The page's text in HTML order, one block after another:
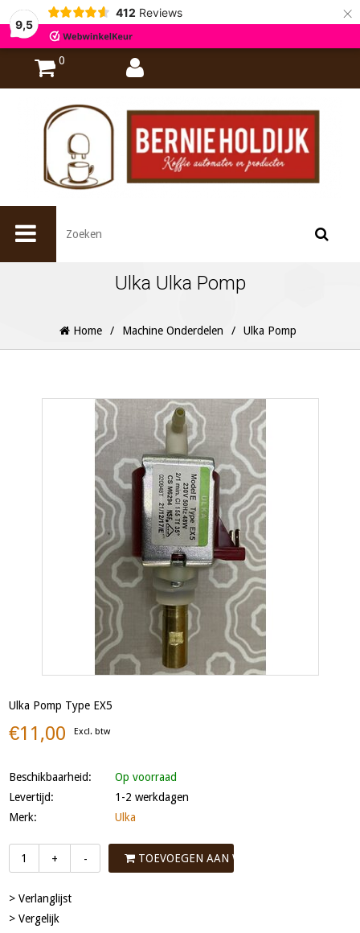
9,5
412 Reviews ×
0
Ulka Ulka Pomp
Home / Machine Onderdelen / Ulka Pomp
Ulka Pomp Type EX5
€11,00 Excl. btw
Beschikbaarheid:
Op voorraad
Levertijd:
1-2 werkdagen
Merk:
Ulka
+ - TOEVOEGEN AAN WINKELWAGEN
> Verlanglijst
> Vergelijk